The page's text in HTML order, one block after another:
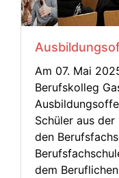
Am 07. Mai
Berufskolleg
Schüler aus
den
dem